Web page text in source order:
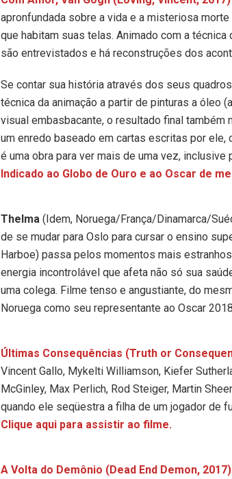
apronfundada sobre a vida e a misteriosa
que habitam suas telas. Animado com a
são entrevistados e há reconstruções dos
Se contar sua história através dos seus
técnica da animação a partir de pinturas a óleo
visual embasbacante, o resultado final
um enredo baseado em cartas escritas por
é uma obra para ver mais de uma vez,
Indicado ao Globo de Ouro e ao Oscar de
Thelma (Idem, Noruega/França/Dinamarca/
de se mudar para Oslo para cursar o ensino
Harboe) passa pelos momentos mais
energia incontrolável que afeta não só sua
uma colega. Filme tenso e angustiante, do
Noruega como seu representante ao Oscar
Últimas Consequências (Truth or
Vincent Gallo, Mykelti Williamson, Kiefer
McGinley, Max Perlich, Rod Steiger, Martin
quando ele seqüestra a filha de um jogador de
Clique aqui para assistir ao filme.
A Volta do Demônio (Dead End Demon,